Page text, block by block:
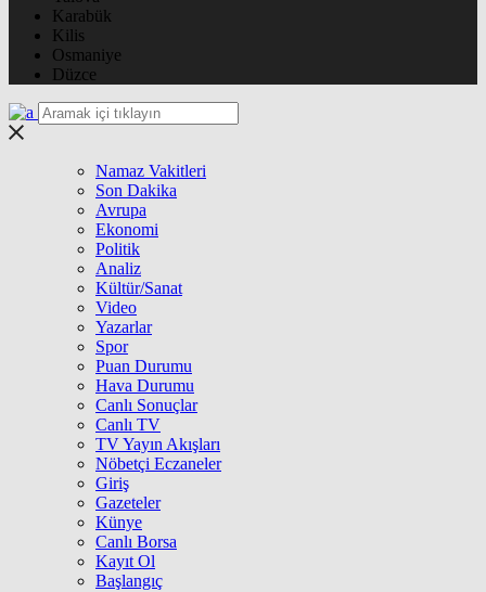
Karabük
Kilis
Osmaniye
Düzce
Namaz Vakitleri
Son Dakika
Avrupa
Ekonomi
Politik
Analiz
Kültür/Sanat
Video
Yazarlar
Spor
Puan Durumu
Hava Durumu
Canlı Sonuçlar
Canlı TV
TV Yayın Akışları
Nöbetçi Eczaneler
Giriş
Gazeteler
Künye
Canlı Borsa
Kayıt Ol
Başlangıç